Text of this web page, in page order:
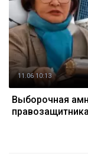
11.06 10:13
Выборочная